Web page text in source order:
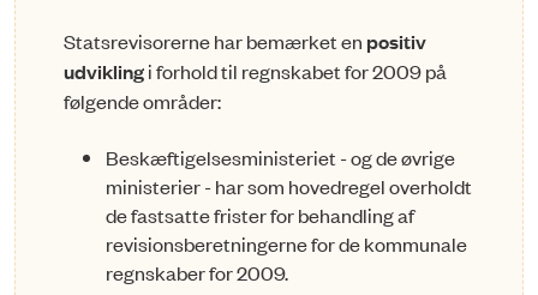
Statsrevisorerne har bemærket en positiv
udviklingi forhold til regnskabet for 2009 på
følgende områder:
Beskæftigelsesministeriet - og de øvrige
ministerier - har som hovedregel overholdt
de fastsatte frister for behandling af
revisionsberetningerne for de kommunale
regnskaber for 2009.